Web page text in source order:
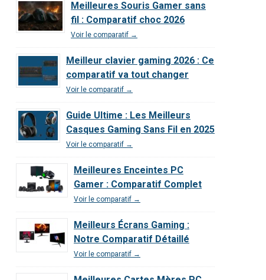
Avis 2026
rapport
qualité/prix
de 2026 ?
Meilleures Souris Gamer sans
fil : Comparatif choc 2026
Voir le comparatif →
Meilleur clavier gaming 2026 : Ce
comparatif va tout changer
Voir le comparatif →
Guide Ultime : Les Meilleurs
Casques Gaming Sans Fil en 2025
Voir le comparatif →
Meilleures Enceintes PC
Gamer : Comparatif Complet
Voir le comparatif →
Meilleurs Écrans Gaming :
Notre Comparatif Détaillé
Voir le comparatif →